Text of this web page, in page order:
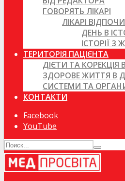
ГОВОРЯТЬ ЛІКАРІ
ЛІКАРІ
ДЕНЬ В
ІСТОРІЇ З
ТЕРИТОРІЯ ПАЦІЄНТА
ДІЄТИ ТА КОРЕКЦІЯ
ЗДОРОВЕ ЖИТТЯ В
СИСТЕМИ ТА
КОНТАКТИ
Facebook
YouTube